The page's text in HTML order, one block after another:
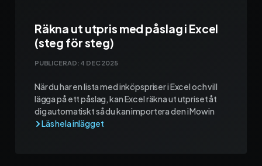
Räkna ut utpris med påslag i Excel
(steg för steg)
PUBLICERAD: 4 DEC 2025
När du har en lista med inköpspriser i Excel och vill
lägga på ett påslag, kan Excel räkna ut utpriset åt
dig automatiskt så du kan importera den i Mowin